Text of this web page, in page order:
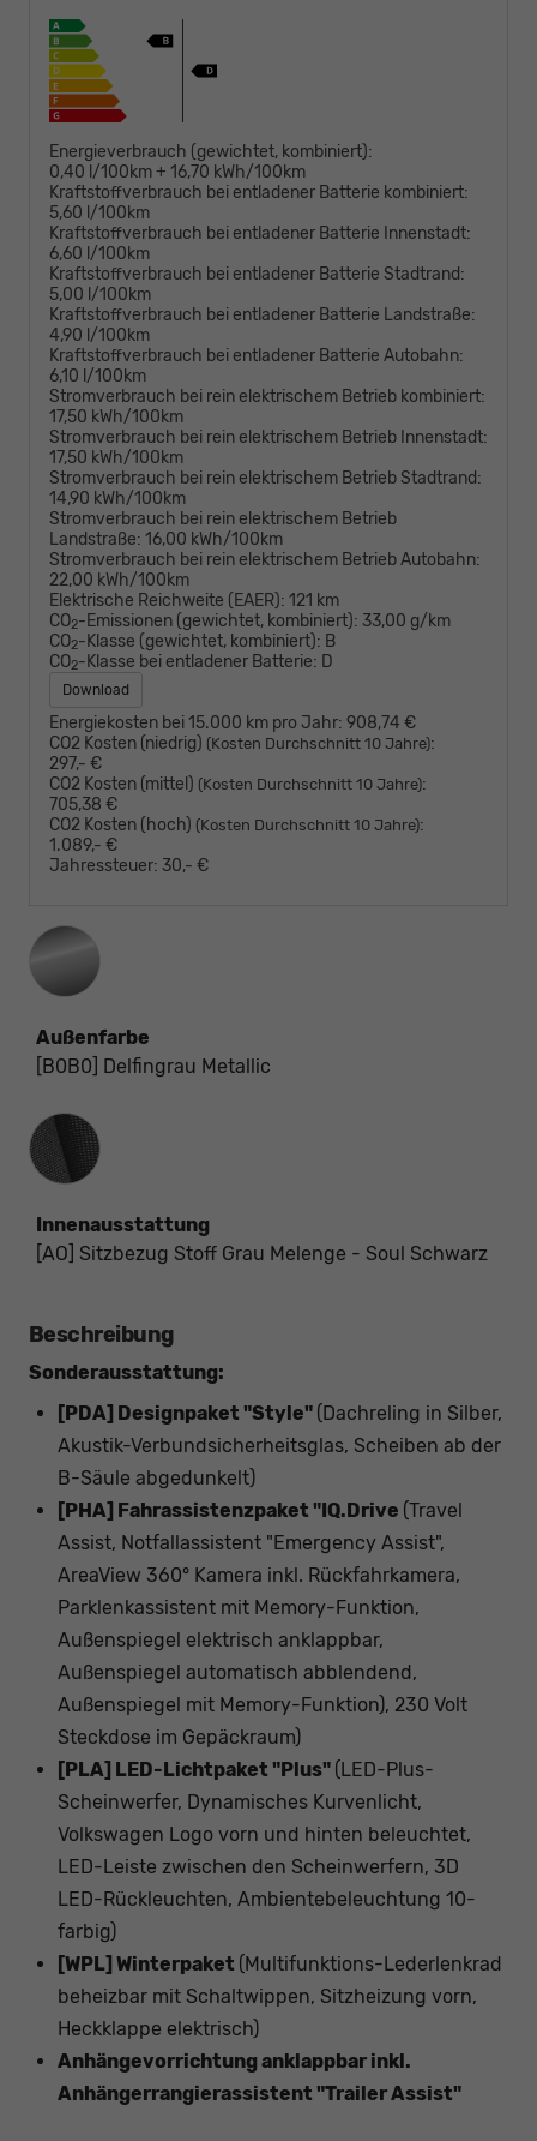
Energieverbrauch (gewichtet, kombiniert):
0,40 l/100km + 16,70 kWh/100km
Kraftstoffverbrauch bei entladener Batterie kombiniert:
5,60 l/100km
Kraftstoffverbrauch bei entladener Batterie Innenstadt:
6,60 l/100km
Kraftstoffverbrauch bei entladener Batterie Stadtrand:
5,00 l/100km
Kraftstoffverbrauch bei entladener Batterie Landstraße:
4,90 l/100km
Kraftstoffverbrauch bei entladener Batterie Autobahn:
6,10 l/100km
Stromverbrauch bei rein elektrischem Betrieb kombiniert:
17,50 kWh/100km
Stromverbrauch bei rein elektrischem Betrieb Innenstadt:
17,50 kWh/100km
Stromverbrauch bei rein elektrischem Betrieb Stadtrand:
14,90 kWh/100km
Stromverbrauch bei rein elektrischem Betrieb
Landstraße: 16,00 kWh/100km
Stromverbrauch bei rein elektrischem Betrieb Autobahn:
22,00 kWh/100km
Elektrische Reichweite (EAER): 121 km
CO2-Emissionen (gewichtet, kombiniert): 33,00 g/km
CO2-Klasse (gewichtet, kombiniert): B
CO2-Klasse bei entladener Batterie: D
Download
Energiekosten bei 15.000 km pro Jahr: 908,74 €
CO2 Kosten (niedrig) (Kosten Durchschnitt 10 Jahre):
297,- €
CO2 Kosten (mittel) (Kosten Durchschnitt 10 Jahre):
705,38 €
CO2 Kosten (hoch) (Kosten Durchschnitt 10 Jahre):
1.089,- €
Jahressteuer: 30,- €
Außenfarbe
[B0B0] Delfingrau Metallic
Innenausstattung
Innenausstattung
[AO] Sitzbezug Stoff Grau Melenge - Soul Schwarz
Beschreibung
Sonderausstattung:
[PDA] Designpaket "Style" (Dachreling in Silber,
Akustik-Verbundsicherheitsglas, Scheiben ab der
B-Säule abgedunkelt)
[PHA] Fahrassistenzpaket "IQ.Drive (Travel
Assist, Notfallassistent "Emergency Assist",
AreaView 360° Kamera inkl. Rückfahrkamera,
Parklenkassistent mit Memory-Funktion,
Außenspiegel elektrisch anklappbar,
Außenspiegel automatisch abblendend,
Außenspiegel mit Memory-Funktion), 230 Volt
Steckdose im Gepäckraum)
[PLA] LED-Lichtpaket "Plus" (LED-Plus-
Scheinwerfer, Dynamisches Kurvenlicht,
Volkswagen Logo vorn und hinten beleuchtet,
LED-Leiste zwischen den Scheinwerfern, 3D
LED-Rückleuchten, Ambientebeleuchtung 10-
farbig)
[WPL] Winterpaket (Multifunktions-Lederlenkrad
beheizbar mit Schaltwippen, Sitzheizung vorn,
Heckklappe elektrisch)
Anhängevorrichtung anklappbar inkl.
Anhängerrangierassistent "Trailer Assist"